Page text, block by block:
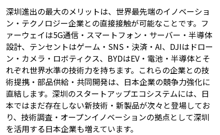
深圳進出の最大のメリットは、世界最先端のイノベーショ
ン・テクノロジー企業との直接接触が可能なことです。フ
ァーウェイは5G通信・スマートフォン・サーバー・半導体
設計、テンセントはゲーム・SNS・決済・AI、DJIはドロー
ン・カメラ・ロボティクス、BYDはEV・電池・半導体とそ
れぞれ世界水準の技術力を持ちます。これらの企業との技
術提携・部品供給・共同開発は、日本企業の競争力強化に
直結します。深圳のスタートアップエコシステムには、日
本ではまだ存在しない新技術・新製品が次々と登場してお
り、技術調査・オープンイノベーションの拠点として深圳
を活用する日本企業も増えています。